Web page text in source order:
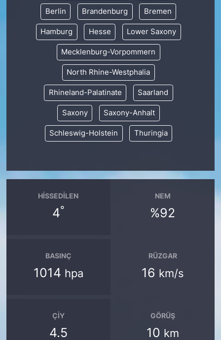
Berlin Brandenburg Bremen
Hamburg Hesse Lower Saxony
Mecklenburg-Vorpommern
North Rhine-Westphalia
Rhineland-Palatinate Saarland
Saxony Saxony-Anhalt
Schleswig-Holstein Thuringia
HISSEDILEN
4°
NEM
%92
BASINÇ
1014 hpa
RÜZGAR
16 km/s
ÇIY
4.5
GÖRÜŞ
10 km